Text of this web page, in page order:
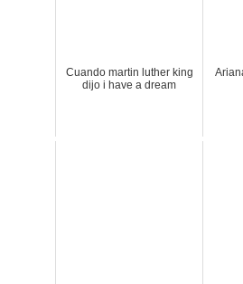
Cuando martin luther king
dijo i have a dream